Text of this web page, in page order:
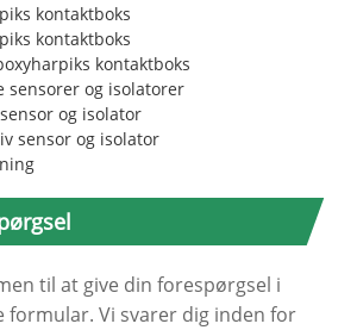
kontaktboks
kontaktboks
kontaktboks
sensorer og isolatorer
og isolator
sensor og isolator
til at give din forespørgsel i
formular. Vi svarer dig inden for